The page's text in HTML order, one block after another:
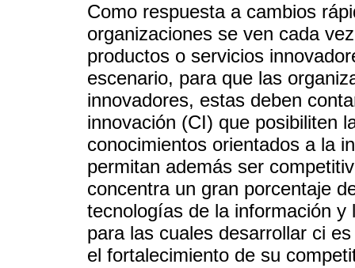
Como respuesta a cambios
organizaciones se ven cada
productos o servicios
escenario, para que las
innovadores, estas deben
innovación (CI) que posibiliten
conocimientos orientados a la
permitan además ser
concentra un gran porcentaje
tecnologías de la información
para las cuales desarrollar ci
el fortalecimiento de su